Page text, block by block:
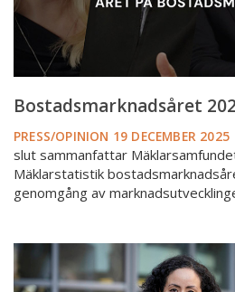
Bostadsmarknadsåret
PRESS/OPINION 19 DECEMBER 2025
slut sammanfattar
Mäklarstatistik
genomgång av
Veckans
intervju:
OBOS